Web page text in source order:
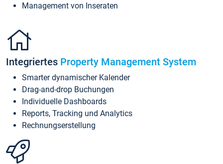
Management von Inseraten
Integriertes Property Management System
Smarter dynamischer Kalender
Drag-and-drop Buchungen
Individuelle Dashboards
Reports, Tracking und Analytics
Rechnungserstellung